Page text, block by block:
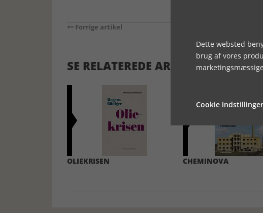
Forrige artikel
SE RELATEREDE ARTIKLER
OLIEKRISEN CHEMINOVA
Dette websted
brug af vores
Cookie indstillinger